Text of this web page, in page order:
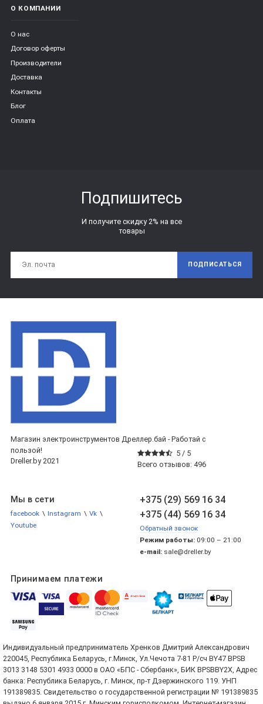
О КОМПАНИИ
О нас
Договор оферты
Производители
Доставка
Контакты
Блог
Оплата
Подпишитесь
И получите скидку 2% на все
товары
ПОДПИСАТЬСЯ
Магазин электроинструментов Дреллер.бай - Работай с
пользой!
5 / 5
Всего отзывов: 496
Dreller.by 2021
+375 (29) 569 16 34
+375 (44) 569 16 34
Обратный звонок
Режим работы: 09:00 – 21:00
e-mail: sale@dreller.by
Мы в сети
facebook \ Instagram \ Vk \
Youtube
Принимаем платежи
Индивидуальный предприниматель Хренков Дмитрий Александрович
220045, Республика Беларусь, г.Минск, Ул.Чечота 7-81 Р/сч BY47 BPSB
3013 3148 5301 4933 0000 в ОАО «БПС - Сбербанк», БИК BPSBBY2X, Адрес
банка: Республика Беларусь, г. Минск, пр-т Дзержинского 119. УНП
191389835. Свидетельство о государственной регистрации № 191389835